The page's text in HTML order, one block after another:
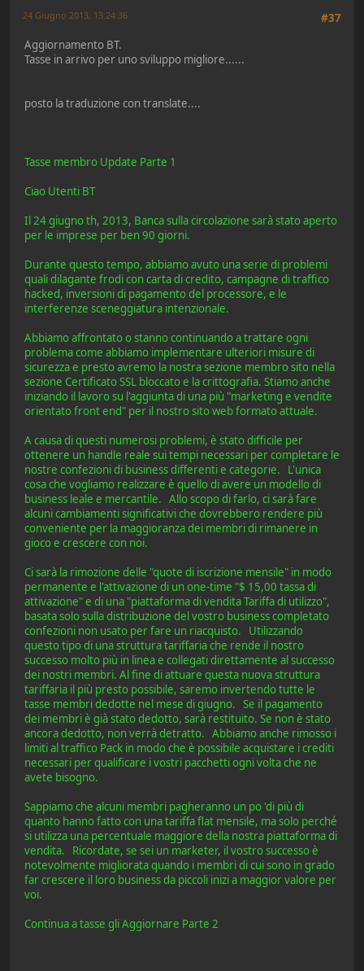
#37
24 Giugno 2013, 13:24:36
Aggiornamento BT.
Tasse in arrivo per uno sviluppo migliore......
posto la traduzione con translate....
Tasse membro Update Parte 1
Ciao Utenti BT
Il 24 giugno th, 2013, Banca sulla circolazione sarà stato aperto
per le imprese per ben 90 giorni.
Durante questo tempo, abbiamo avuto una serie di problemi
quali dilagante frodi con carta di credito, campagne di traffico
hacked, inversioni di pagamento del processore, e le
interferenze sceneggiatura intenzionale.
Abbiamo affrontato o stanno continuando a trattare ogni
problema come abbiamo implementare ulteriori misure di
sicurezza e presto avremo la nostra sezione membro sito nella
sezione Certificato SSL bloccato e la crittografia. Stiamo anche
iniziando il lavoro su l'aggiunta di una più "marketing e vendite
orientato front end" per il nostro sito web formato attuale.
A causa di questi numerosi problemi, è stato difficile per
ottenere un handle reale sui tempi necessari per completare le
nostre confezioni di business differenti e categorie. L'unica
cosa che vogliamo realizzare è quello di avere un modello di
business leale e mercantile. Allo scopo di farlo, ci sarà fare
alcuni cambiamenti significativi che dovrebbero rendere più
conveniente per la maggioranza dei membri di rimanere in
gioco e crescere con noi.
Ci sarà la rimozione delle "quote di iscrizione mensile" in modo
permanente e l'attivazione di un one-time "$ 15,00 tassa di
attivazione" e di una "piattaforma di vendita Tariffa di utilizzo",
basata solo sulla distribuzione del vostro business completato
confezioni non usato per fare un riacquisto. Utilizzando
questo tipo di una struttura tariffaria che rende il nostro
successo molto più in linea e collegati direttamente al successo
dei nostri membri. Al fine di attuare questa nuova struttura
tariffaria il più presto possibile, saremo invertendo tutte le
tasse membri dedotte nel mese di giugno. Se il pagamento
dei membri è già stato dedotto, sarà restituito. Se non è stato
ancora dedotto, non verrà detratto. Abbiamo anche rimosso i
limiti al traffico Pack in modo che è possibile acquistare i crediti
necessari per qualificare i vostri pacchetti ogni volta che ne
avete bisogno.
Sappiamo che alcuni membri pagheranno un po 'di più di
quanto hanno fatto con una tariffa flat mensile, ma solo perché
si utilizza una percentuale maggiore della nostra piattaforma di
vendita. Ricordate, se sei un marketer, il vostro successo è
notevolmente migliorata quando i membri di cui sono in grado
far crescere il loro business da piccoli inizi a maggior valore per
voi.
Continua a tasse gli Aggiornare Parte 2